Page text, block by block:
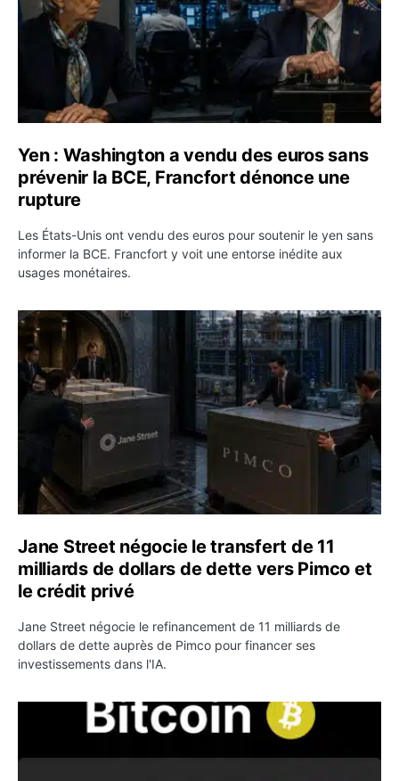
Yen : Washington a vendu des euros sans
prévenir la BCE, Francfort dénonce une
rupture
Les États-Unis ont vendu des euros pour soutenir le yen sans
informer la BCE. Francfort y voit une entorse inédite aux
usages monétaires.
Jane Street négocie le transfert de 11 milliards de
Jane Street négocie le transfert de 11
milliards de dollars de dette vers Pimco et
le crédit privé
Jane Street négocie le refinancement de 11 milliards de
dollars de dette auprès de Pimco pour financer ses
investissements dans l'IA.
Bitcoin stagne à 64 000 dollars pendant que les